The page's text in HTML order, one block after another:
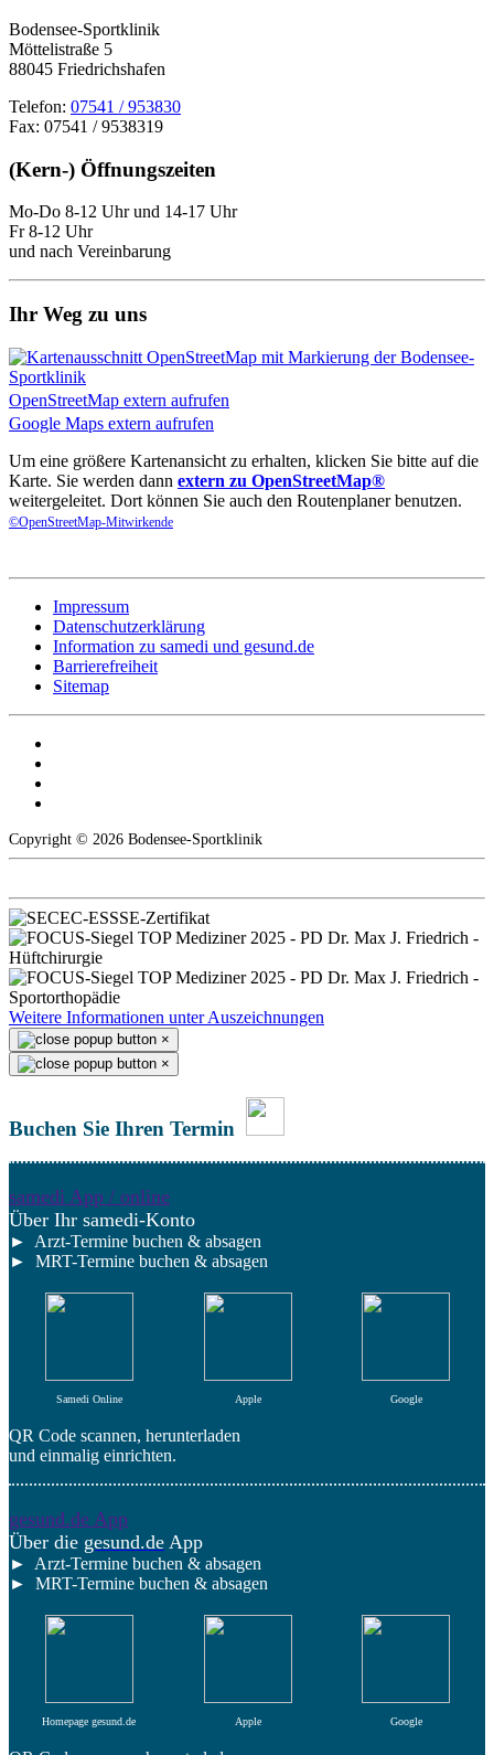
Bodensee-Sportklinik
Möttelistraße 5
88045 Friedrichshafen
Telefon: 07541 / 953830
Fax: 07541 / 9538319
(Kern-) Öffnungszeiten
Mo-Do 8-12 Uhr und 14-17 Uhr
Fr 8-12 Uhr
und nach Vereinbarung
Ihr Weg zu uns
OpenStreetMap extern aufrufen
Google Maps extern aufrufen
Um eine größere Kartenansicht zu erhalten, klicken Sie bitte auf die
Karte. Sie werden dann extern zu OpenStreetMap®
weitergeleitet. Dort können Sie auch den Routenplaner benutzen.
©OpenStreetMap-Mitwirkende
Impressum
Datenschutzerklärung
Information zu samedi und gesund.de
Barrierefreiheit
Sitemap
Copyright © 2026 Bodensee-Sportklinik
Weitere Informationen unter Auszeichnungen
×
×
Buchen Sie Ihren Termin
samedi App / online
Über Ihr samedi-Konto
► Arzt-Termine buchen & absagen
► MRT-Termine buchen & absagen
Samedi Online Apple Google
QR Code scannen, herunterladen
und einmalig einrichten.
gesund.de App
Über die gesund.de App
► Arzt-Termine buchen & absagen
► MRT-Termine buchen & absagen
Homepage gesund.de Apple Google